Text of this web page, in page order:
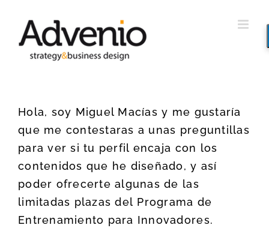
contenido
Hola, soy Miguel Macías y me gustaría
que me contestaras a unas preguntillas
para ver si tu perfil encaja con los
contenidos que he diseñado, y así
poder ofrecerte algunas de las
limitadas plazas del Programa de
Entrenamiento para Innovadores.